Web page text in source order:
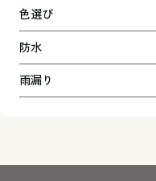
色選び
防水
雨漏り